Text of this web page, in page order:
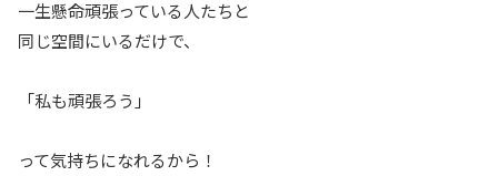
一生懸命頑張っている人たちと
同じ空間にいるだけで、
「私も頑張ろう」
って気持ちになれるから！